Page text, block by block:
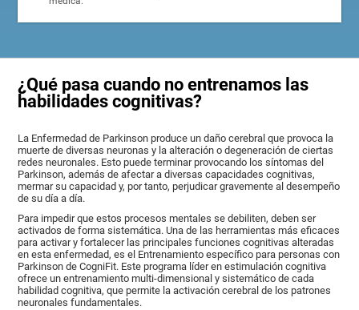
¿Qué pasa cuando no entrenamos las
habilidades cognitivas?
La Enfermedad de Parkinson produce un daño cerebral que provoca la
muerte de diversas neuronas y la alteración o degeneración de ciertas
redes neuronales. Esto puede terminar provocando los síntomas del
Parkinson, además de afectar a diversas capacidades cognitivas,
mermar su capacidad y, por tanto, perjudicar gravemente al desempeño
de su día a día.
Para impedir que estos procesos mentales se debiliten, deben ser
activados de forma sistemática. Una de las herramientas más eficaces
para activar y fortalecer las principales funciones cognitivas alteradas
en esta enfermedad, es el Entrenamiento específico para personas con
Parkinson de CogniFit. Este programa líder en estimulación cognitiva
ofrece un entrenamiento multi-dimensional y sistemático de cada
habilidad cognitiva, que permite la activación cerebral de los patrones
neuronales fundamentales.